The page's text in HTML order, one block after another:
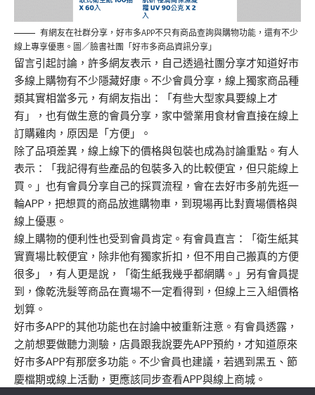
有網友在社群分享，好市多APP不只有商品查詢與購物功能，還有不少
線上專享優惠。圖／臉書社團「好市多商品資訊分享」
留言引起討論，許多網友表示，自己透過社團分享才知道好市
多線上購物有不少隱藏好康。不少會員分享，線上獨家商品種
類其實相當多元，有網友指出：「有些大型家具要線上才
有」，也有做生意的會員分享，家中營業用食材會直接在線上
訂購雞肉，原因是「方便」。
除了品項差異，線上線下的價格與包裝也成為討論重點。有人
表示：「我記得有些產品的包裝多入的比較便宜，但只能線上
買。」也有會員分享自己的採買流程，會在去好市多前先逛一
輪APP，把想買的商品放進購物車，到現場再比對賣場價格與
線上優惠。
線上購物的便利性也受到會員肯定。有會員直言：「衛生紙其
實賣場比較便宜，除非他有獨家折扣，但不用自己搬真的方便
很多」，有人更是說，「衛生紙我幾乎都網購。」另有會員提
到，像乾洗髮等商品在賣場不一定看得到，但線上三入組價格
划算。
好市多APP的其他功能也在討論中被重新注意。有會員透露，
之前想要做聽力測驗，店員跟我說要先APP預約，才知道原來
好市多APP有那麼多功能。不少會員也建議，若遇到黑五、節
慶檔期或線上活動，更應該同步查看APP與線上商城。